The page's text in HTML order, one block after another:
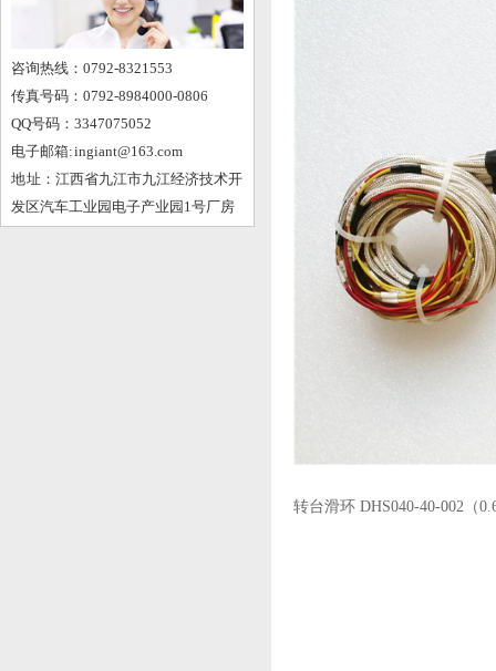
咨询热线：0792-8321553
传真号码：0792-8984000-0806
QQ号码：3347075052
电子邮箱: ingiant@163.com
地 址：江西省九江市九江经济技术开
发区汽车工业园电子产业园1号厂房
转台滑环 DHS040-40-002（